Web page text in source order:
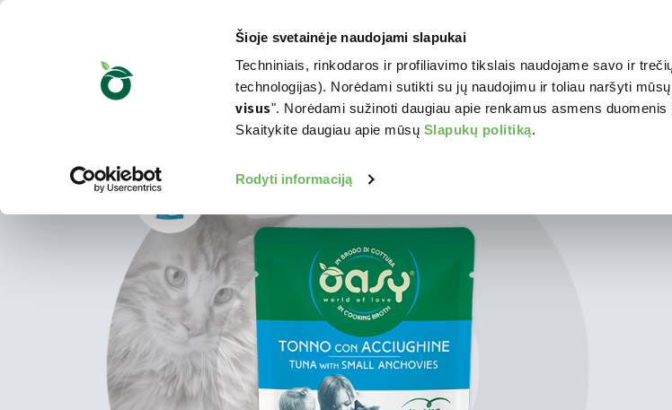
Šioje svetainėje naudojami slapukai
Techniniais, rinkodaros ir profiliavimo tikslais naudojame savo ir
technologijas). Norėdami sutikti su jų naudojimu ir toliau naršyti
visus". Norėdami sužinoti daugiau apie renkamus asmens
Skaitykite daugiau apie mūsų Slapukų politiką.
Rodyti informaciją